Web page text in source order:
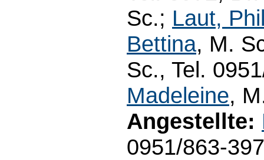
Sc.; Laut,
Bettina, M.
Sc., Tel.
Madeleine,
Angestellte:
0951/863-